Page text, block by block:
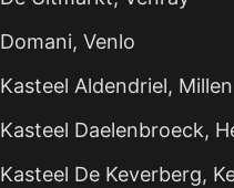
Domani, Venlo
Kasteel Aldendriel, Millen
Kasteel Daelenbroeck,
Kasteel De Keverberg,